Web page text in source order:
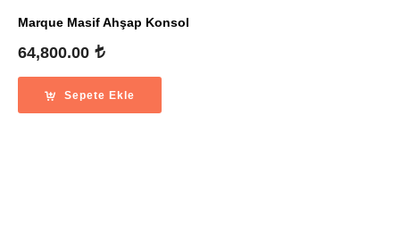
Marque Masif Ahşap Konsol
64,800.00
Sepete Ekle